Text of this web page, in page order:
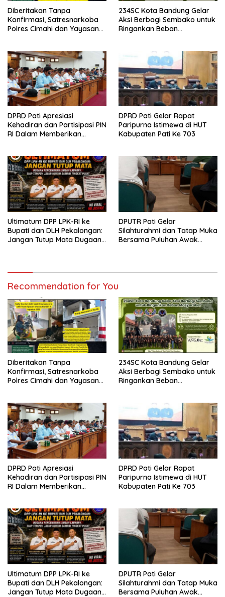
Diberitakan Tanpa
Konfirmasi, Satresnarkoba
Polres Cimahi dan Yayasan
234SC Kota Bandung Gelar
Aksi Berbagi Sembako untuk
Ringankan Beban
DPRD Pati Apresiasi
Kehadiran dan Partisipasi PIN
RI Dalam Memberikan
DPRD Pati Gelar Rapat
Paripurna Istimewa di HUT
Kabupaten Pati Ke 703
Ultimatum DPP LPK-RI ke
Bupati dan DLH Pekalongan:
Jangan Tutup Mata Dugaan
DPUTR Pati Gelar
Silahturahmi dan Tatap Muka
Bersama Puluhan Awak
Recommendation for You
Diberitakan Tanpa
Konfirmasi, Satresnarkoba
Polres Cimahi dan Yayasan
234SC Kota Bandung Gelar
Aksi Berbagi Sembako untuk
Ringankan Beban
DPRD Pati Apresiasi
Kehadiran dan Partisipasi PIN
RI Dalam Memberikan
DPRD Pati Gelar Rapat
Paripurna Istimewa di HUT
Kabupaten Pati Ke 703
Ultimatum DPP LPK-RI ke
Bupati dan DLH Pekalongan:
Jangan Tutup Mata Dugaan
DPUTR Pati Gelar
Silahturahmi dan Tatap Muka
Bersama Puluhan Awak